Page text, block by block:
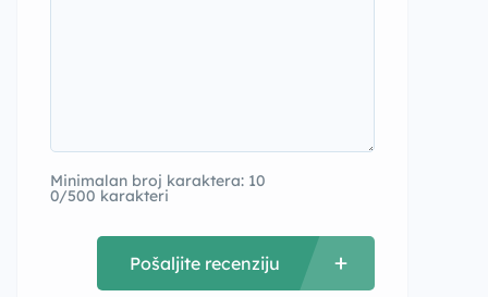
Minimalan broj karaktera: 10
0/500 karakteri
Pošaljite recenziju